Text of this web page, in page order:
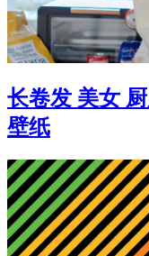
长卷发 美女
壁纸